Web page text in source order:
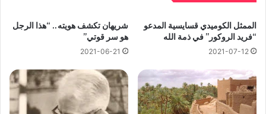
الممثل الكوميدي قسايسية المدعو
“فريد الروكور” في ذمة الله
2021-07-12
شريهان تكشف هويته.. “هذا الرجل
هو سر قوتي”
2021-06-21